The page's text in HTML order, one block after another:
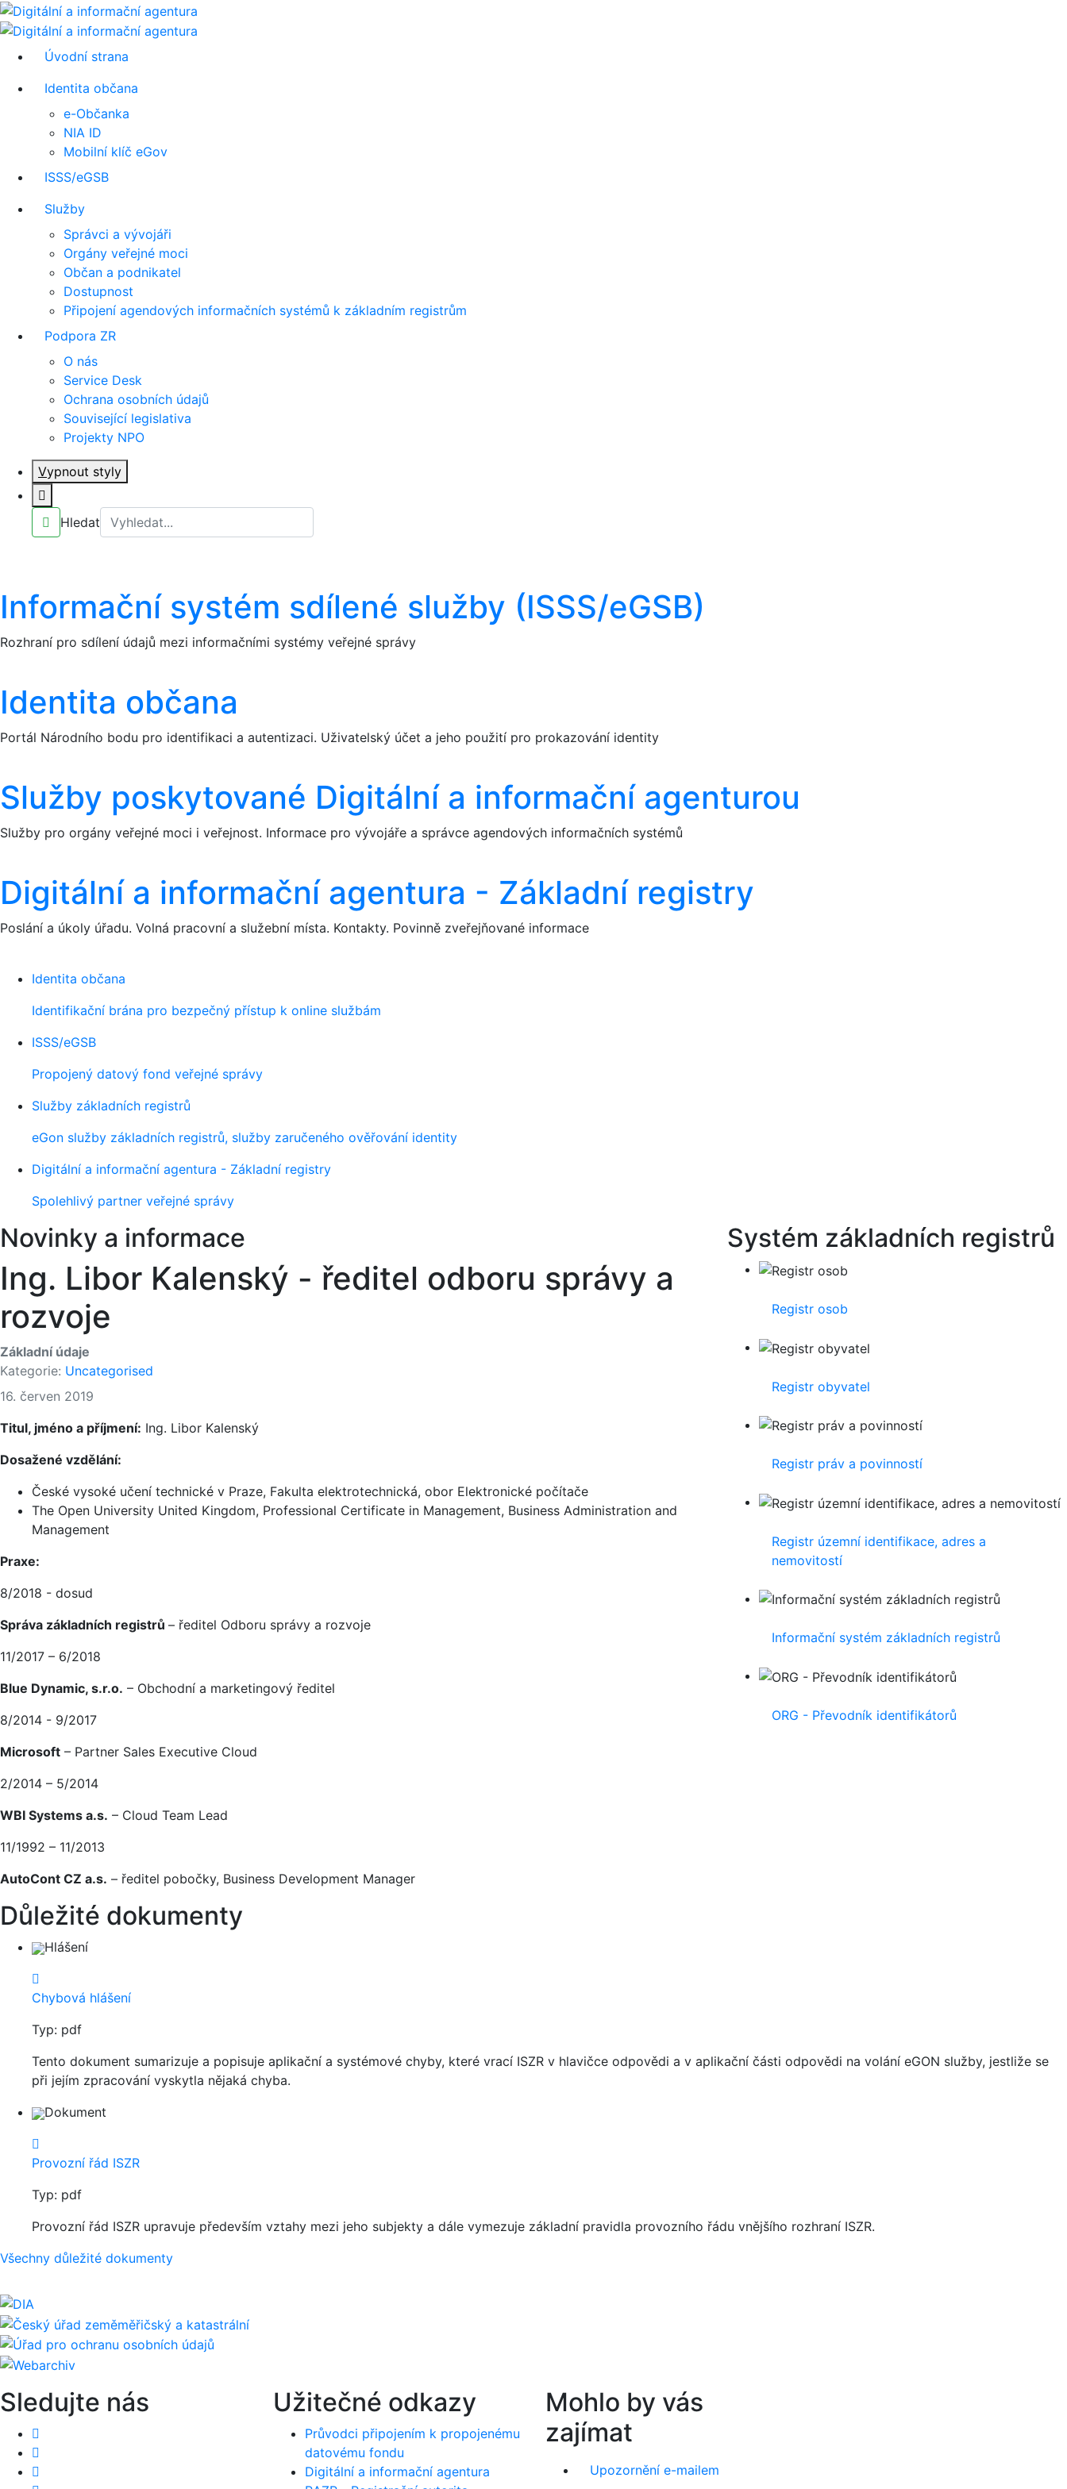
Úvodní strana
Identita občana
e-Občanka
NIA ID
Mobilní klíč eGov
ISSS/eGSB
Služby
Správci a vývojáři
Orgány veřejné moci
Občan a podnikatel
Dostupnost
Připojení agendových informačních systémů k základním registrům
Podpora ZR
O nás
Service Desk
Ochrana osobních údajů
Související legislativa
Projekty NPO
Vypnout styly
Hledat
Informační systém sdílené služby (ISSS/eGSB)
Rozhraní pro sdílení údajů mezi informačními systémy veřejné správy
Identita občana
Portál Národního bodu pro identifikaci a autentizaci. Uživatelský účet a jeho použití pro prokazování identity
Služby poskytované Digitální a informační agenturou
Služby pro orgány veřejné moci i veřejnost. Informace pro vývojáře a správce agendových informačních systémů
Digitální a informační agentura - Základní registry
Poslání a úkoly úřadu. Volná pracovní a služební místa. Kontakty. Povinně zveřejňované informace
Identita občana
Identifikační brána pro bezpečný přístup k online službám
ISSS/eGSB
Propojený datový fond veřejné správy
Služby základních registrů
eGon služby základních registrů, služby zaručeného ověřování identity
Digitální a informační agentura - Základní registry
Spolehlivý partner veřejné správy
Novinky a informace
Ing. Libor Kalenský - ředitel odboru správy a
rozvoje
Základní údaje
Kategorie: Uncategorised
16. červen 2019
Titul, jméno a příjmení: Ing. Libor Kalenský
Dosažené vzdělání:
České vysoké učení technické v Praze, Fakulta elektrotechnická, obor Elektronické počítače
The Open University United Kingdom, Professional Certificate in Management, Business Administration and
Management
Praxe:
8/2018 - dosud
Správa základních registrů – ředitel Odboru správy a rozvoje
11/2017 – 6/2018
Blue Dynamic, s.r.o. – Obchodní a marketingový ředitel
8/2014 - 9/2017
Microsoft – Partner Sales Executive Cloud
2/2014 – 5/2014
WBI Systems a.s. – Cloud Team Lead
11/1992 – 11/2013
AutoCont CZ a.s. – ředitel pobočky, Business Development Manager
Systém základních registrů
Registr osob
Registr obyvatel
Registr práv a povinností
Registr územní identifikace, adres a
nemovitostí
Informační systém základních registrů
ORG - Převodník identifikátorů
Důležité dokumenty
Hlášení
Chybová hlášení
Typ: pdf
Tento dokument sumarizuje a popisuje aplikační a systémové chyby, které vrací ISZR v hlavičce odpovědi a v aplikační části odpovědi na volání eGON služby, jestliže se
při jejím zpracování vyskytla nějaká chyba.
Dokument
Provozní řád ISZR
Typ: pdf
Provozní řád ISZR upravuje především vztahy mezi jeho subjekty a dále vymezuje základní pravidla provozního řádu vnějšího rozhraní ISZR.
Všechny důležité dokumenty
Sledujte nás Užitečné odkazy
Průvodci připojením k propojenému
datovému fondu
Digitální a informační agentura
Mohlo by vás
zajímat
Upozornění e-mailem